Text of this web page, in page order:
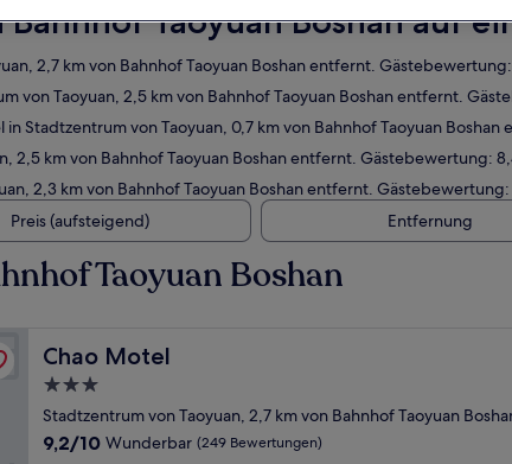
Taoyuan Boshan auf
2,7 km von Bahnhof Taoyuan Boshan entfernt.
von Taoyuan, 2,5 km von Bahnhof Taoyuan Boshan entfernt.
Stadtzentrum von Taoyuan, 0,7 km von Bahnhof Taoyuan
2,5 km von Bahnhof Taoyuan Boshan entfernt. Gästebewertung:
2,3 km von Bahnhof Taoyuan Boshan entfernt.
Preis (aufsteigend) Entfernung
Taoyuan Boshan
Chao Motel
Chao Motel
3.0-
Sterne-
Unterkunft
Stadtzentrum von Taoyuan, 2,7 km von Bahnhof Taoyuan
9.2
9,2/10 Wunderbar (249 Bewertungen)